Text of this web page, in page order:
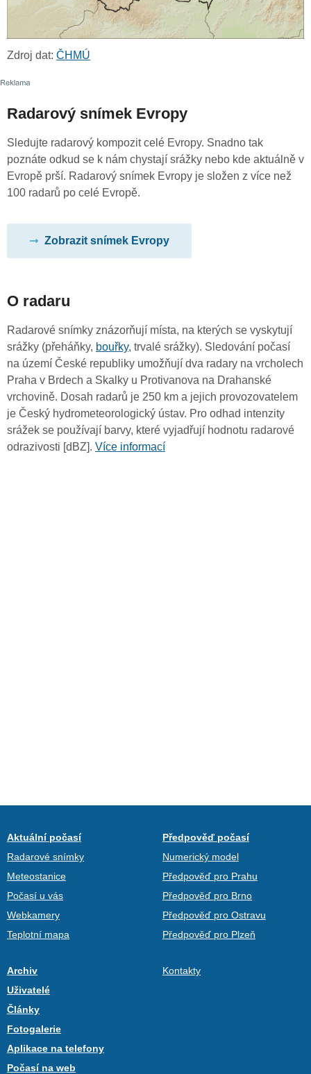
Zdroj dat: ČHMÚ
Radarový snímek Evropy
Sledujte radarový kompozit celé Evropy. Snadno tak
poznáte odkud se k nám chystají srážky nebo kde aktuálně v
Evropě prší. Radarový snímek Evropy je složen z více než
100 radarů po celé Evropě.
Zobrazit snímek Evropy
O radaru
Radarové snímky znázorňují místa, na kterých se vyskytují
srážky (přeháňky, bouřky, trvalé srážky). Sledování počasí
na území České republiky umožňují dva radary na vrcholech
Praha v Brdech a Skalky u Protivanova na Drahanské
vrchovině. Dosah radarů je 250 km a jejich provozovatelem
je Český hydrometeorologický ústav. Pro odhad intenzity
srážek se používají barvy, které vyjadřují hodnotu radarové
odrazivosti [dBZ]. Více informací
Aktuální počasí
Radarové snímky
Meteostanice
Počasí u vás
Webkamery
Teplotní mapa
Předpověď počasí
Numerický model
Předpověď pro Prahu
Předpověď pro Brno
Předpověď pro Ostravu
Předpověď pro Plzeň
Archiv
Uživatelé
Články
Fotogalerie
Aplikace na telefony
Počasí na web
Kontakty